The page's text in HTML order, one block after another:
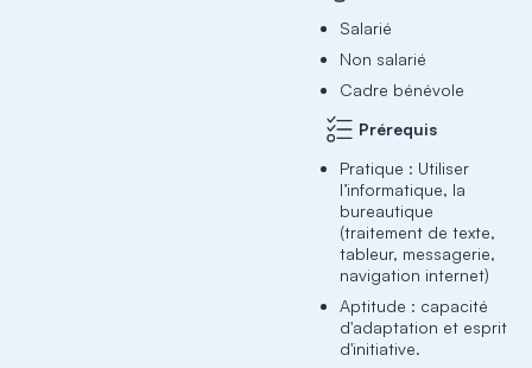
Salarié
Non salarié
Cadre bénévole
Prérequis
Pratique : Utiliser
l’informatique, la
bureautique
(traitement de texte,
tableur, messagerie,
navigation internet)
Aptitude : capacité
d'adaptation et esprit
d'initiative.